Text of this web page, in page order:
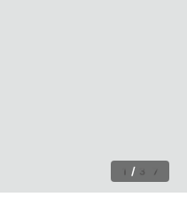
1 / 37